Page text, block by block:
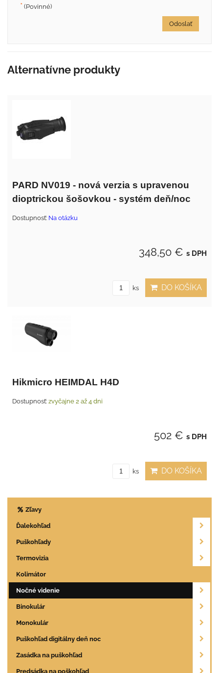
* (Povinné)
Odoslať
Alternatívne produkty
PARD NV019 - nová verzia s upravenou
dioptrickou šošovkou - systém deň/noc
Dostupnosť: Na otázku
348,50 € s DPH
ks DO KOŠÍKA
Hikmicro HEIMDAL H4D
Dostupnosť: zvyčajne 2 až 4 dni
502 € s DPH
ks DO KOŠÍKA
Zľavy
Ďalekohľad
Puškohľady
Termovizia
Kolimátor
Nočné videnie
Binokulár
Monokulár
Puškohľad digitálny deň noc
Zasádka na puškohľad
Predsádka na poškohľad